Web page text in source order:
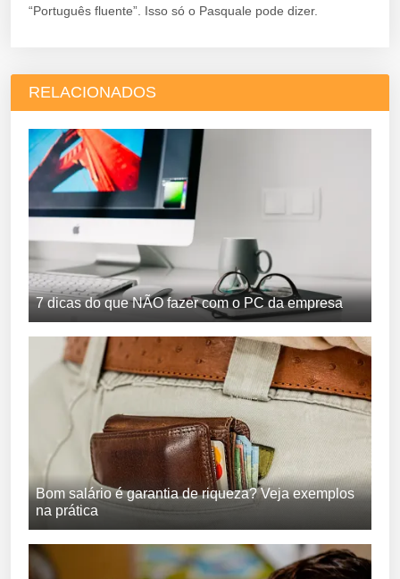
“Português fluente”. Isso só o Pasquale pode dizer.
RELACIONADOS
7 dicas do que NÃO fazer com o PC da empresa
Bom salário é garantia de riqueza? Veja exemplos
na prática